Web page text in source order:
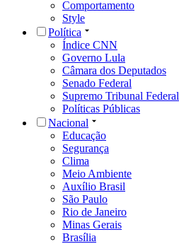
Comportamento
Style
Política
Índice CNN
Governo Lula
Câmara dos Deputados
Senado Federal
Supremo Tribunal Federal
Políticas Públicas
Nacional
Educação
Segurança
Clima
Meio Ambiente
Auxílio Brasil
São Paulo
Rio de Janeiro
Minas Gerais
Brasília